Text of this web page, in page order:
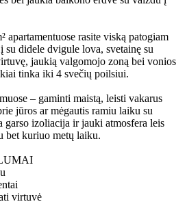
apartamentuose rasite viską patogiam
su didele dvigule lova, svetainę su
jaukią valgomojo zoną bei vonios
tinka iki 4 svečių poilsiui.
– gaminti maistą, leisti vakarus
jūros ar mėgautis ramiu laiku su
garso izoliacija ir jauki atmosfera leis
bet kuriuo metų laiku.
virtuvė